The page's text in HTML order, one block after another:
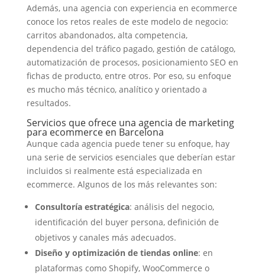
Además, una agencia con experiencia en ecommerce
conoce los retos reales de este modelo de negocio:
carritos abandonados, alta competencia,
dependencia del tráfico pagado, gestión de catálogo,
automatización de procesos, posicionamiento SEO en
fichas de producto, entre otros. Por eso, su enfoque
es mucho más técnico, analítico y orientado a
resultados.
Servicios que ofrece una agencia de marketing
para ecommerce en Barcelona
Aunque cada agencia puede tener su enfoque, hay
una serie de servicios esenciales que deberían estar
incluidos si realmente está especializada en
ecommerce. Algunos de los más relevantes son:
Consultoría estratégica: análisis del negocio,
identificación del buyer persona, definición de
objetivos y canales más adecuados.
Diseño y optimización de tiendas online: en
plataformas como Shopify, WooCommerce o